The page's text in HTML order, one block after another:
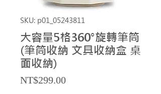
SKU: p01_05243811
大容量5格360°旋轉筆筒
(筆筒收納 文具收納盒 桌
面收納)
NT$299.00Price